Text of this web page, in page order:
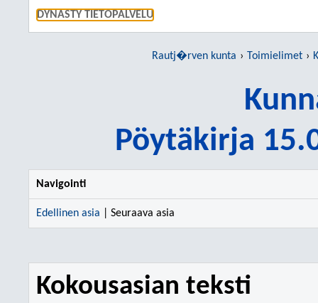
DYNASTY TIETOPALVELU
Rautj�rven kunta Toimielimet
Pöytäkirja
Navigointi
Edellinen asia | Seuraava asia
Kokousasian teksti